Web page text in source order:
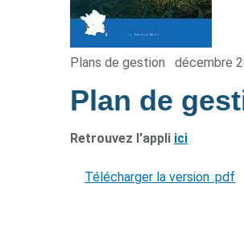
Plans de gestion décembre
Plan de
Retrouvez l'appli ici
Télécharger la version .pdf